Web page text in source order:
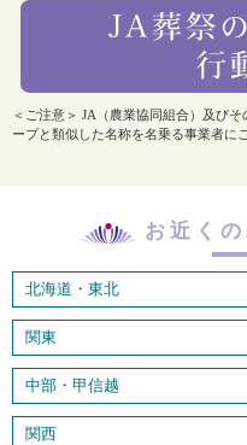
＜ご注意＞ JA（農業協同組合）及び
ープと類似した名称を名乗る事業者に
お近く
北海道・東北
関東
中部・甲信越
関西